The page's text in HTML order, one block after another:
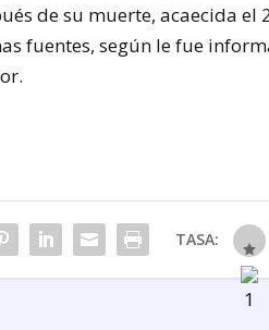
de su muerte, acaecida el
fuentes, según le fue
TASA: